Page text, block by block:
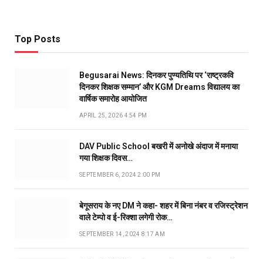
Top Posts
Begusarai News: दिनकर पुण्यतिथि पर ‘राष्ट्रकवि
दिनकर शिक्षक सम्मान’ और KGM Dreams विद्यालय का
वार्षिक समारोह आयोजित
APRIL 25, 2026 4:54 PM
DAV Public School बखरी में अनोखे अंदाज में मनाया
गया शिक्षक दिवस…
SEPTEMBER 6, 2024 2:00 PM
बेगूसराय के नए DM ने कहा- शहर में बिना नंबर व रजिस्ट्रेशन
वाले टेम्पो व ई-रिक्शा लगेगी रोक…
SEPTEMBER 14, 2024 8:17 AM